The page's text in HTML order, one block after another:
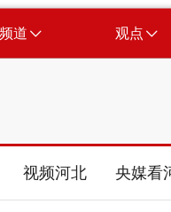
频道 观点
视频河北 央媒看